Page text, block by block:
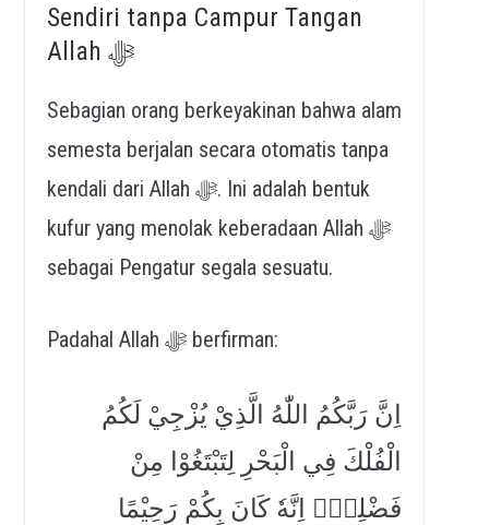
Sendiri tanpa Campur Tangan
Allah ﷻ
Sebagian orang berkeyakinan bahwa alam
semesta berjalan secara otomatis tanpa
kendali dari Allah ﷻ. Ini adalah bentuk
kufur yang menolak keberadaan Allah ﷻ
sebagai Pengatur segala sesuatu.
Padahal Allah ﷻ berfirman:
اِنَّ رَبَّكُمُ اللّٰهُ الَّذِيْ يُزْجِيْ لَكُمُ
الْفُلْكَ فِي الْبَحْرِ لِتَبْتَغُوْا مِنْ
فَضْلِهٖۗ اِنَّهٗ كَانَ بِكُمْ رَحِيْمًا